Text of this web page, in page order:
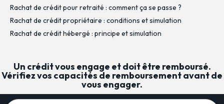
Rachat de crédit pour retraité : comment ça se passe ?
Rachat de crédit propriétaire : conditions et simulation
Rachat de crédit hébergé : principe et simulation
Un crédit vous engage et doit être remboursé.
Vérifiez vos capacités de remboursement avant de
vous engager.